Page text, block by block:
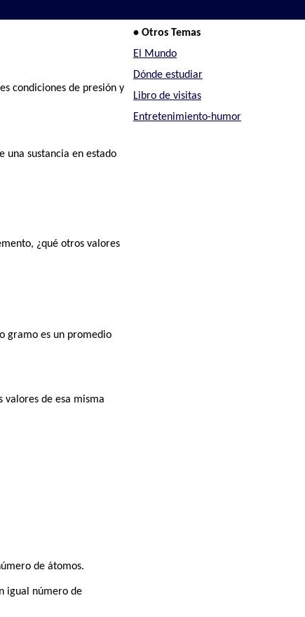
condiciones de presión y
una sustancia en estado
¿qué otros valores
gramo es un promedio
valores de esa misma
de átomos.
igual número de
• Otros Temas
El Mundo
Dónde estudiar
Libro de visitas
Entretenimiento-humor